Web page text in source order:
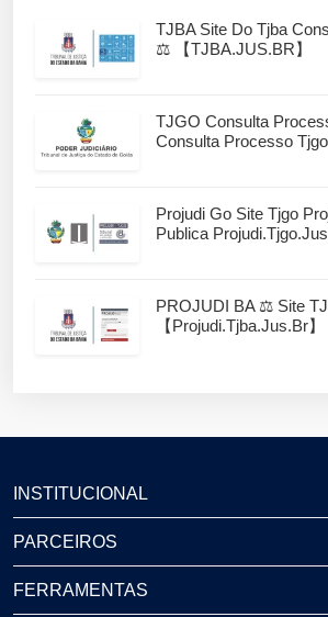
TJBA Site Do Tjba
⚖️ 【TJBA.JUS.BR】
TJGO Consulta
Consulta Processo
Projudi Go Site Tjgo
Publica
PROJUDI BA ⚖️ Site
【projudi.tjba.jus.br】
INSTITUCIONAL
PARCEIROS
FERRAMENTAS